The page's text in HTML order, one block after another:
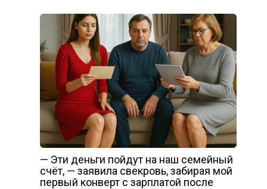
— Эти деньги пойдут на наш семейный
счёт, — заявила свекровь, забирая мой
первый конверт с зарплатой после